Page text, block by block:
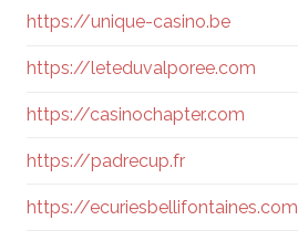
https://unique-casino.be
https://leteduvalporee.com
https://casinochapter.com
https://padrecup.fr
https://ecuriesbellifontaines.com